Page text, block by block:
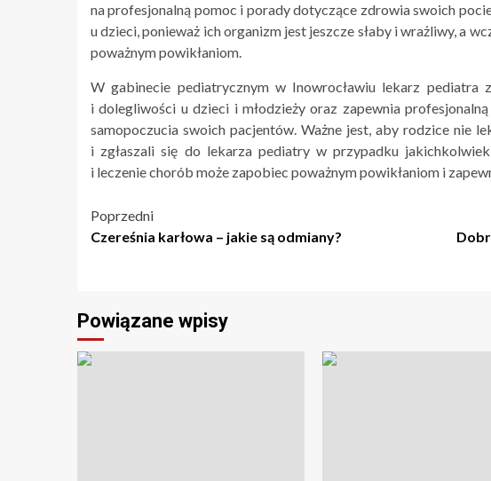
na profesjonalną pomoc i porady dotyczące zdrowia swoich
u dzieci, ponieważ ich organizm jest jeszcze słaby i wrażliwy, a
poważnym powikłaniom.
W gabinecie pediatrycznym w Inowrocławiu lekarz pediatra
i dolegliwości u dzieci i młodzieży oraz zapewnia
samopoczucia swoich pacjentów. Ważne jest, aby rodzice nie
i zgłaszali się do lekarza pediatry w przypadku
i leczenie chorób może zapobiec poważnym powikłaniom i
Nawigacja
Poprzedni
Czereśnia karłowa – jakie są odmiany?
Powiązane wpisy